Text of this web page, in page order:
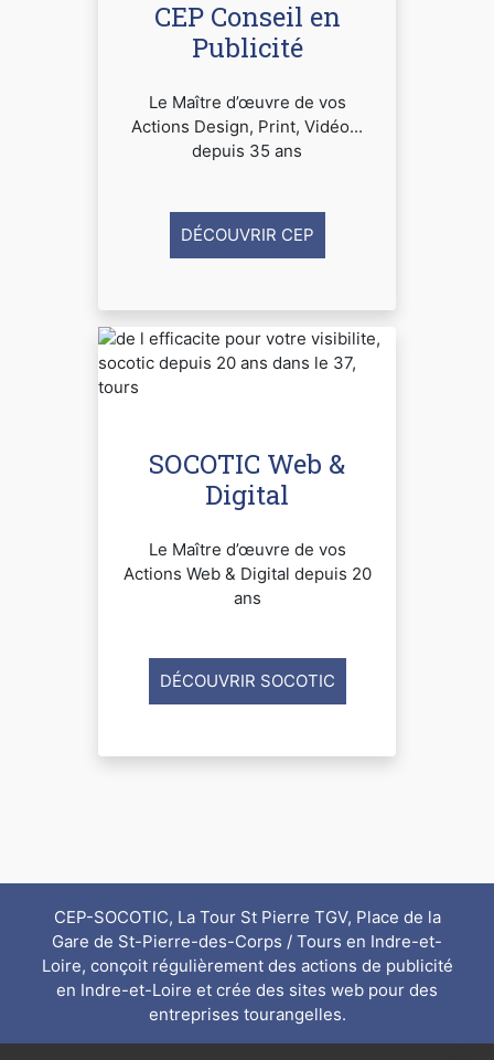
CEP Conseil en
Publicité
Le Maître d’œuvre de vos
Actions Design, Print, Vidéo...
depuis 35 ans
DÉCOUVRIR CEP
SOCOTIC Web &
Digital
Le Maître d’œuvre de vos
Actions Web & Digital depuis 20
ans
DÉCOUVRIR SOCOTIC
CEP-SOCOTIC, La Tour St Pierre TGV, Place de la
Gare de St-Pierre-des-Corps / Tours en Indre-et-
Loire, conçoit régulièrement des actions de publicité
en Indre-et-Loire et crée des sites web pour des
entreprises tourangelles.